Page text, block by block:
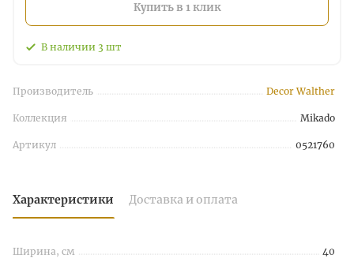
Купить в 1 клик
В наличии 3 шт
Производитель Decor Walther
Коллекция Mikado
Артикул 0521760
Характеристики Доставка и оплата
Ширина, см
40